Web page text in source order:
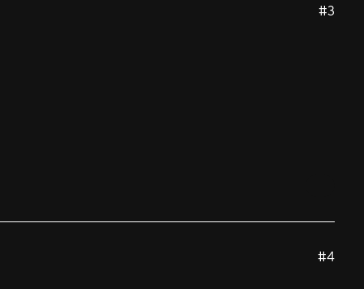
#3
#4